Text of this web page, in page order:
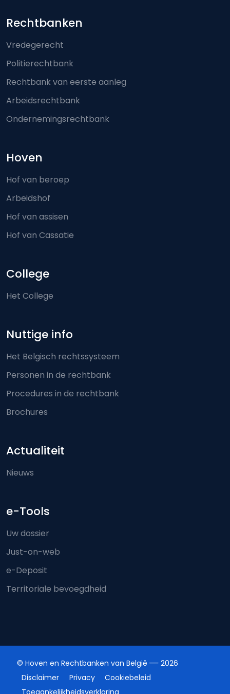
Footer-menu
Rechtbanken
Vredegerecht
Politierechtbank
Rechtbank van eerste aanleg
Arbeidsrechtbank
Ondernemingsrechtbank
Hoven
Hof van beroep
Arbeidshof
Hof van assisen
Hof van Cassatie
College
Het College
Nuttige info
Het Belgisch rechtssysteem
Personen in de rechtbank
Procedures in de rechtbank
Brochures
Actualiteit
Nieuws
e-Tools
Uw dossier
Just-on-web
e-Deposit
Territoriale bevoegdheid
© Hoven en Rechtbanken van België
2026
Disclaimer
Privacy
Cookiebeleid